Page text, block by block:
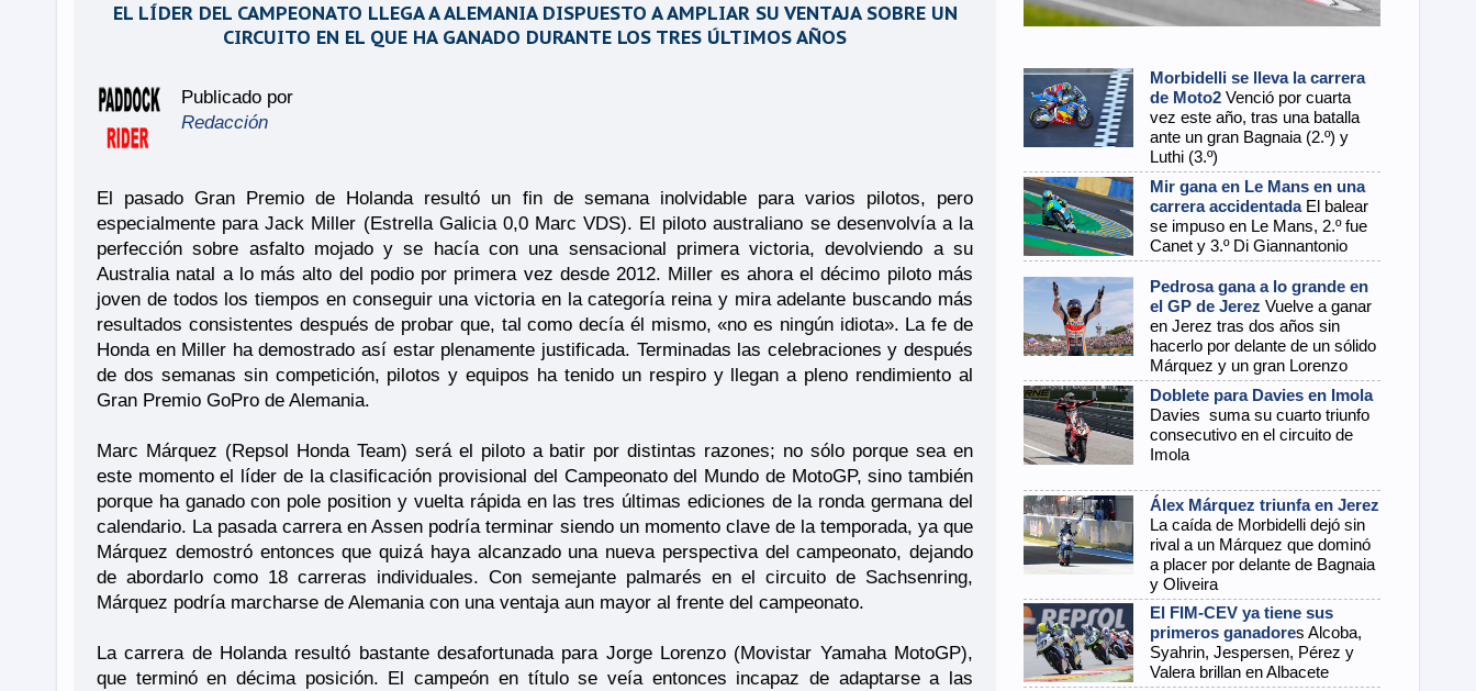
EL LÍDER DEL CAMPEONATO LLEGA A ALEMANIA DISPUESTO A AMPLIAR SU VENTAJA SOBRE UN
CIRCUITO EN EL QUE HA GANADO DURANTE LOS TRES ÚLTIMOS AÑOS
Publicado por
Redacción
El pasado Gran Premio de Holanda resultó un fin de semana inolvidable para varios pilotos, pero
especialmente para Jack Miller (Estrella Galicia 0,0 Marc VDS). El piloto australiano se desenvolvía a la
perfección sobre asfalto mojado y se hacía con una sensacional primera victoria, devolviendo a su
Australia natal a lo más alto del podio por primera vez desde 2012. Miller es ahora el décimo piloto más
joven de todos los tiempos en conseguir una victoria en la categoría reina y mira adelante buscando más
resultados consistentes después de probar que, tal como decía él mismo, «no es ningún idiota». La fe de
Honda en Miller ha demostrado así estar plenamente justificada. Terminadas las celebraciones y después
de dos semanas sin competición, pilotos y equipos ha tenido un respiro y llegan a pleno rendimiento al
Gran Premio GoPro de Alemania.
Marc Márquez (Repsol Honda Team) será el piloto a batir por distintas razones; no sólo porque sea en
este momento el líder de la clasificación provisional del Campeonato del Mundo de MotoGP, sino también
porque ha ganado con pole position y vuelta rápida en las tres últimas ediciones de la ronda germana del
calendario. La pasada carrera en Assen podría terminar siendo un momento clave de la temporada, ya que
Márquez demostró entonces que quizá haya alcanzado una nueva perspectiva del campeonato, dejando
de abordarlo como 18 carreras individuales. Con semejante palmarés en el circuito de Sachsenring,
Márquez podría marcharse de Alemania con una ventaja aun mayor al frente del campeonato.
La carrera de Holanda resultó bastante desafortunada para Jorge Lorenzo (Movistar Yamaha MotoGP),
que terminó en décima posición. El campeón en título se veía entonces incapaz de adaptarse a las
Morbidelli se lleva la carrera
de Moto2 Venció por cuarta
vez este año, tras una batalla
ante un gran Bagnaia (2.º) y
Luthi (3.º)
Mir gana en Le Mans en una
carrera accidentada El balear
se impuso en Le Mans, 2.º fue
Canet y 3.º Di Giannantonio
Pedrosa gana a lo grande en
el GP de Jerez Vuelve a ganar
en Jerez tras dos años sin
hacerlo por delante de un sólido
Márquez y un gran Lorenzo
Doblete para Davies en Imola
Davies suma su cuarto triunfo
consecutivo en el circuito de
Imola
Álex Márquez triunfa en Jerez
La caída de Morbidelli dejó sin
rival a un Márquez que dominó
a placer por delante de Bagnaia
y Oliveira
El FIM-CEV ya tiene sus
primeros ganadores Alcoba,
Syahrin, Jespersen, Pérez y
Valera brillan en Albacete